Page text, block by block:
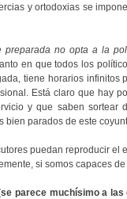
y ortodoxias se
preparada no opta a la
en que todos los
tiene horarios infinitos
Está claro que hay
y que saben sortear
bien parados de este
puedan reproducir el
si somos capaces de
parece muchísimo a